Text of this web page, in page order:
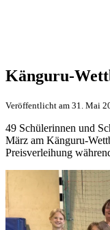
Känguru-
Veröffentlicht am 31. Mai
49 Schülerinnen und
März am Känguru-
Preisverleihung